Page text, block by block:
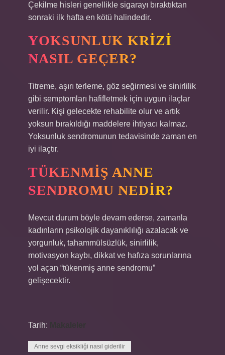
Çekilme hisleri genellikle sigarayı bıraktıktan
sonraki ilk hafta en kötü halindedir.
YOKSUNLUK KRIZI
NASIL GEÇER?
Titreme, aşırı terleme, göz seğirmesi ve sinirlilik
gibi semptomları hafifletmek için uygun ilaçlar
verilir. Kişi gelecekte rehabilite olur ve artık
yoksun bırakıldığı maddelere ihtiyacı kalmaz.
Yoksunluk sendromunun tedavisinde zaman en
iyi ilaçtır.
TÜKENMIŞ ANNE
SENDROMU NEDIR?
Mevcut durum böyle devam ederse, zamanla
kadınların psikolojik dayanıklılığı azalacak ve
yorgunluk, tahammülsüzlük, sinirlilik,
motivasyon kaybı, dikkat ve hafıza sorunlarına
yol açan “tükenmiş anne sendromu”
gelişecektir.
Tarih:
Anne sevgi eksikliği nasıl giderilir